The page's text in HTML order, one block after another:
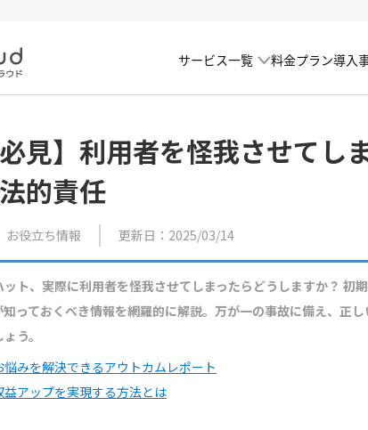
サービス一覧 料金プラン導入
必見】利用者を怪我させてし
的責任
お役立ち情報 更新日：2025/03/14
ト、実際に利用者を怪我させてしまったらどうしますか？ 初
っておくべき情報を網羅的に解説。万が一の事故に備え、正
う。
みを解決できるアウトカムレポート
アップを実現する方法とは